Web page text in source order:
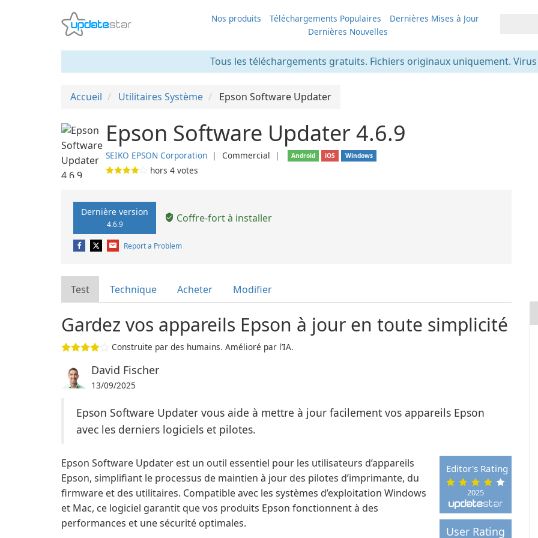
Nos produits Téléchargements Populaires
Dernières Mises à Jour
Dernières Nouvelles
Tous les téléchargements gratuits. Fichiers originaux uniquement.
Accueil Utilitaires Système Epson Software Updater
Epson Software Updater 4.6.9
SEIKO EPSON Corporation ❘ Commercial ❘ Android iOS Windows
hors 4 votes
Dernière version
4.6.9 Coffre-fort à installer
Report a Problem
Test Technique Acheter Modifier
Gardez vos appareils Epson à jour en toute simplicité
Construite par des humains. Amélioré par l’IA.
David Fischer
13/09/2025
Epson Software Updater vous aide à mettre à jour facilement vos appareils Epson
avec les derniers logiciels et pilotes.
2025
Editor's Rating
User Rating
Epson Software Updater est un outil essentiel pour les utilisateurs d’appareils
Epson, simplifiant le processus de maintien à jour des pilotes d’imprimante, du
firmware et des utilitaires. Compatible avec les systèmes d’exploitation Windows
et Mac, ce logiciel garantit que vos produits Epson fonctionnent à des
performances et une sécurité optimales.